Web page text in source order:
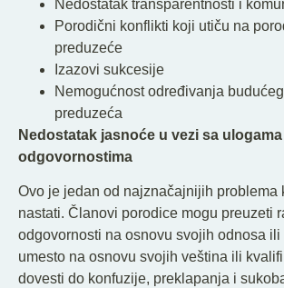
Nedostatak transparentnosti i
Porodični konflikti koji utiču na
preduzeće
Izazovi sukcesije
Nemogućnost određivanja
preduzeća
Nedostatak jasnoće u vezi sa
odgovornostima
Ovo je jedan od najznačajnijih problema
nastati. Članovi porodice mogu preuzeti
odgovornosti na osnovu svojih odnosa
umesto na osnovu svojih veština ili
dovesti do konfuzije, preklapanja i